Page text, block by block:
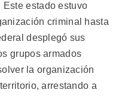
Este estado estuvo
criminal hasta
desplegó sus
grupos armados
la organización
arrestando a